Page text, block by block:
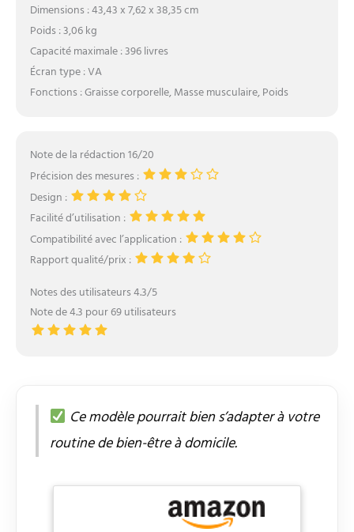
Dimensions : 43,43 x 7,62 x 38,35 cm
Poids : 3,06 kg
Capacité maximale : 396 livres
Écran type : VA
Fonctions : Graisse corporelle, Masse musculaire, Poids
Note de la rédaction 16/20
Précision des mesures :
Design :
Facilité d’utilisation :
Compatibilité avec l’application :
Rapport qualité/prix :
Notes des utilisateurs 4.3/5
Note de 4.3 pour 69 utilisateurs
Ce modèle pourrait bien s’adapter à votre
routine de bien-être à domicile.